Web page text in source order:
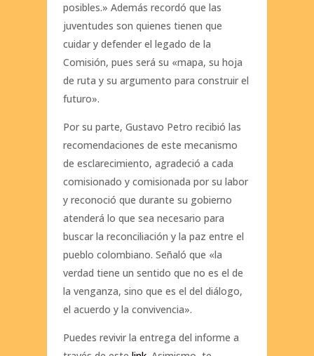
posibles.» Además recordó que las
juventudes son quienes tienen que
cuidar y defender el legado de la
Comisión, pues será su «mapa, su hoja
de ruta y su argumento para construir el
futuro».
Por su parte, Gustavo Petro recibió las
recomendaciones de este mecanismo
de esclarecimiento, agradeció a cada
comisionado y comisionada por su labor
y reconoció que durante su gobierno
atenderá lo que sea necesario para
buscar la reconciliación y la paz entre el
pueblo colombiano. Señaló que «la
verdad tiene un sentido que no es el de
la venganza, sino que es el del diálogo,
el acuerdo y la convivencia».
Puedes revivir la entrega del informe a